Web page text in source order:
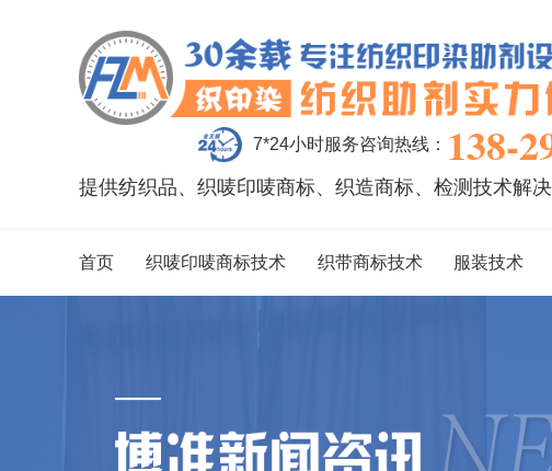
7*24小时服务咨询热线： 138-
提供纺织品、织唛印唛商标、织造商标、检测技术解
首页 织唛印唛商标技术 织带商标技术 服装技术